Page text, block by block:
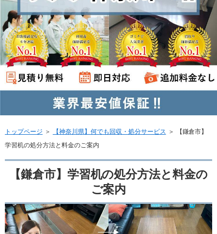
トップページ ＞ 【神奈川県】何でも回収・処分サービス ＞
【鎌倉市】
学習机の処分方法と料金のご案内
【鎌倉市】学習机の処分方法と料金の
ご案内